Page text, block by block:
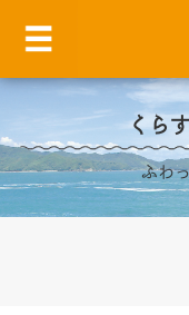
くら
ふわ